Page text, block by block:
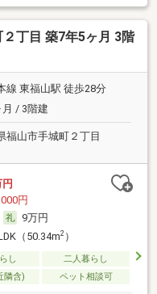
丁目 築7年5ヶ月 3階
線 東福山駅 徒歩28分
/ 3階建
福山市手城町２丁目
円
円
9万円
（50.34m2）
し
二人暮らし
隣含) ペット相談可